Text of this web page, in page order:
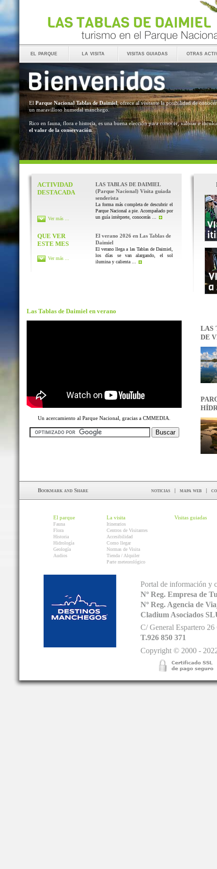
el parque la visita visitas guiadas otras
El Parque Nacional Tablas de Daimiel, ofrece al visitante la posibilidad de conocer
un maravilloso humedal manchego.
Rico en fauna, flora e historia, es una buena elección para conocer, valorar e
el valor de la conservación.
ACTIVIDAD
DESTACADA
LAS TABLAS DE DAIMIEL
(Parque Nacional) Visita guiada
senderista
La forma más completa de descubrir el
Parque Nacional a pie. Acompañado por
un guía intérprete, conocerás ...
Ver más ...
QUE VER
ESTE MES
El verano 2026 en Las Tablas de
Daimiel
El verano llega a las Tablas de Daimiel,
los días se van alargando, el sol
ilumina y calienta ...
Ver más ...
Las Tablas de Daimiel en verano
Un acercamiento al Parque Nacional, gracias a CMMEDIA.
LAS
DE
noticias | mapa web |
El parque
Fauna
Flora
Historia
Hidrología
Geología
Audios
La visita
Itinerarios
Centros de Visitantes
Accesibilidad
Como llegar
Normas de Visita
Tienda / Alquiler
Parte meteorológico
Visitas guiadas
Portal de información y
Nº Reg. Empresa de
Nº Reg. Agencia de
Cladium Asociados
C/ General Espartero
T.926 850 371
Copyright © 2000 -